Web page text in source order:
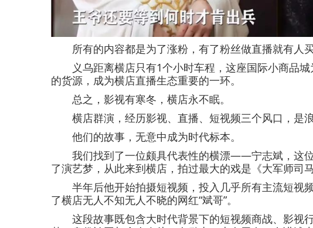
所有的内容都是为了涨粉，有了粉丝做直播就有人买
义乌距离横店只有1个小时车程，这座国际小商品城
的货源，成为横店直播生态重要的一环。
总之，影视有寒冬，横店永不眠。
横店群演，经历影视、直播、短视频三个风口，是浪
他们的故事，无意中成为时代标本。
我们找到了一位颇具代表性的横漂——宁志斌，这位
了演艺梦，从此来到横店，拍过最大的戏是《大军师司
半年后他开始拍摄短视频，投入几乎所有主流短视
了横店无人不知无人不晓的网红“斌哥”。
这段故事既包含大时代背景下的短视频商战、影视行